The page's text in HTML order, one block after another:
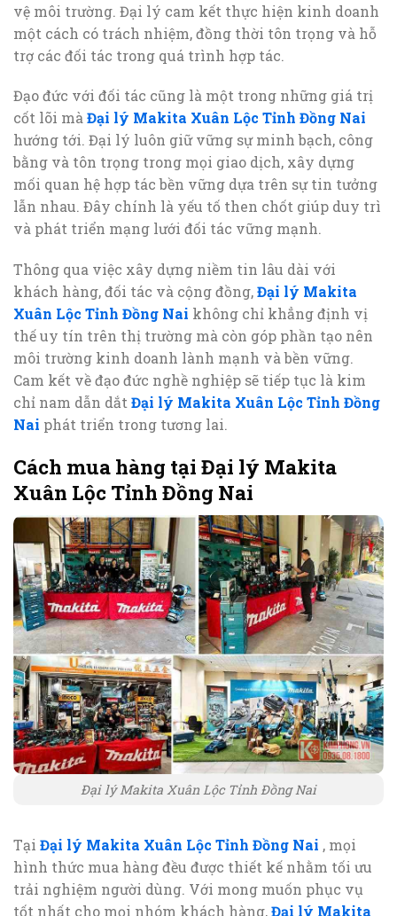
vệ môi trường. Đại lý cam kết thực hiện kinh doanh
một cách có trách nhiệm, đồng thời tôn trọng và hỗ
trợ các đối tác trong quá trình hợp tác.
Đạo đức với đối tác cũng là một trong những giá trị
cốt lõi màĐại lý Makita Xuân Lộc Tỉnh Đồng Nai
hướng tới. Đại lý luôn giữ vững sự minh bạch, công
bằng và tôn trọng trong mọi giao dịch, xây dựng
mối quan hệ hợp tác bền vững dựa trên sự tin tưởng
lẫn nhau. Đây chính là yếu tố then chốt giúp duy trì
và phát triển mạng lưới đối tác vững mạnh.
Thông qua việc xây dựng niềm tin lâu dài với
khách hàng, đối tác và cộng đồng,Đại lý Makita
Xuân Lộc Tỉnh Đồng Nai không chỉ khẳng định vị
thế uy tín trên thị trường mà còn góp phần tạo nên
môi trường kinh doanh lành mạnh và bền vững.
Cam kết về đạo đức nghề nghiệp sẽ tiếp tục là kim
chỉ nam dẫn dắtĐại lý Makita Xuân Lộc Tỉnh Đồng
Nai phát triển trong tương lai.
Cách mua hàng tại Đại lý Makita
Xuân Lộc Tỉnh Đồng Nai
Đại lý Makita Xuân Lộc Tỉnh Đồng Nai
Tại Đại lý Makita Xuân Lộc Tỉnh Đồng Nai , mọi
hình thức mua hàng đều được thiết kế nhằm tối ưu
trải nghiệm người dùng. Với mong muốn phục vụ
tốt nhất cho mọi nhóm khách hàng,Đại lý Makita